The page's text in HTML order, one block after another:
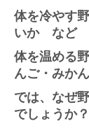
会社
プラ
ご注文・
体を冷やす
いか など
体を温める
んご・みか
では、なぜ
でしょうか？